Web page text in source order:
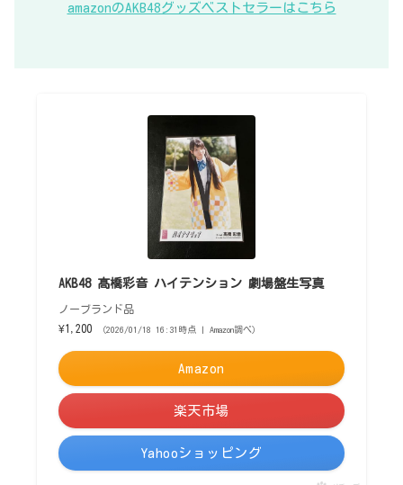
amazonのAKB48グッズベストセラーはこちら
AKB48 髙橋彩音 ハイテンション 劇場盤生写真
ノーブランド品
¥1,200
（2026/01/18 16:31時点 | Amazon調べ）
Amazon
楽天市場
Yahooショッピング